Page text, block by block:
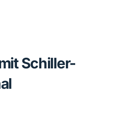
Schiller-